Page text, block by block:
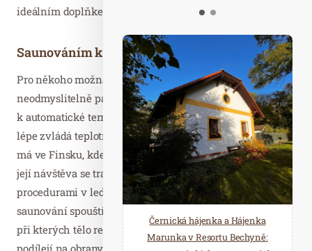
ideálním doplňkem celkového otužování.
Saunováním ku zdraví
Pro někoho možná překvapivě, ale k otužování
neodmyslitelně patří právě saunování. I při něm dochází
k automatické termoregulaci našeho organismu, jenž pak
lépe zvládá teplotní výkyvy v běžném životě. Svůj původ
má ve Finsku, kde je sauna téměř v každé domácnosti a
její návštěva se tradičně pojí s ochlazovacími
procedurami v ledové vodě. Obecně otužování a
saunování spouští v těle celou řadu chemických procesů,
při kterých tělo reaguje zvýšenou produkcí látek, které se
podílejí na obranyschopnosti našeho organismu. Dalšími
Černická hájenka a Hájenka
Marunka v Resortu Bechyně: